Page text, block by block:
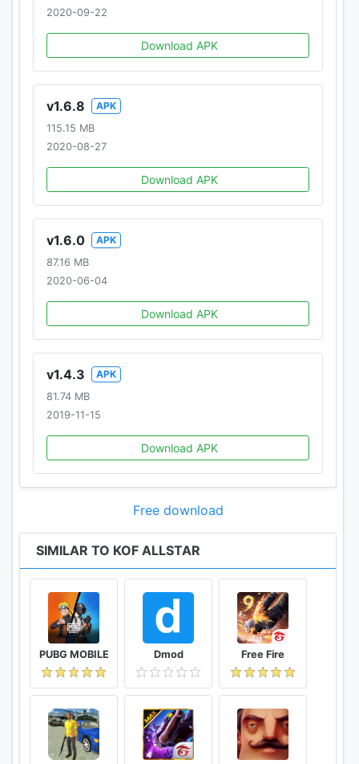
[プライバシーポリシー]
http://help.netmarble.com/policy/privacy_policy.asp
?locale=ja_inc
©SNK CORPORATION ALL RIGHTS RESERVED.
©Netmarble Corp. & Netmarble Neo Inc. 2018 ALL
RIGHT RESERVED.
2020-09-22
Download APK
v1.6.8
APK
115.15 MB
2020-08-27
Download APK
v1.6.0
APK
87.16 MB
2020-06-04
Download APK
v1.4.3
APK
81.74 MB
2019-11-15
Download APK
Free download
SIMILAR TO KOF ALLSTAR
PUBG MOBILE Dmod Free Fire